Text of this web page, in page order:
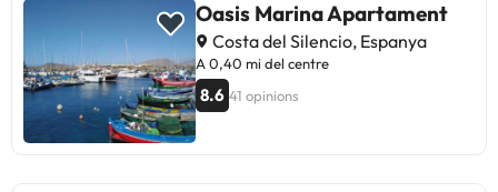
Oasis Marina Apartament
Costa del Silencio, Espanya
A 0,40 mi del centre
8.6 41 opinions